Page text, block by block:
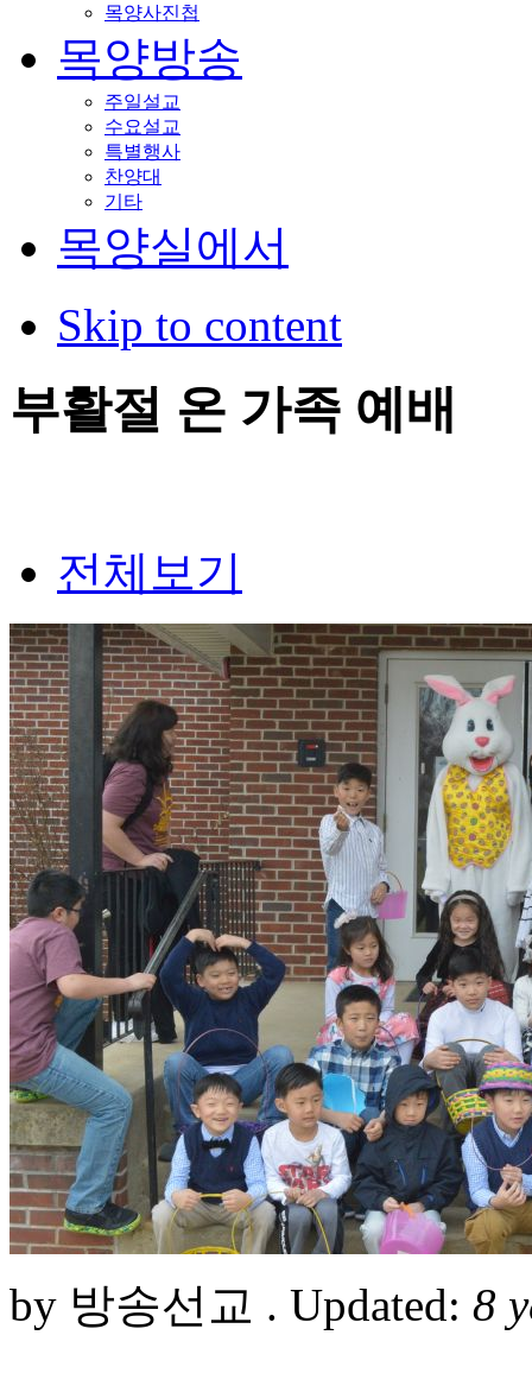
목양사진첩
목양방송
주일설교
수요설교
특별행사
찬양대
기타
목양실에서
Skip to content
부활절 온 가족 예배
전체보기
by 방송선교 . Updated: 8